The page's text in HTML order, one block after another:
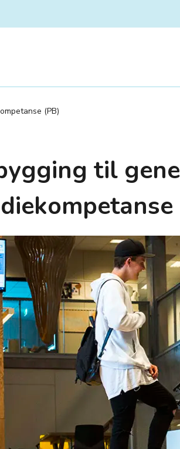
(PB)
til